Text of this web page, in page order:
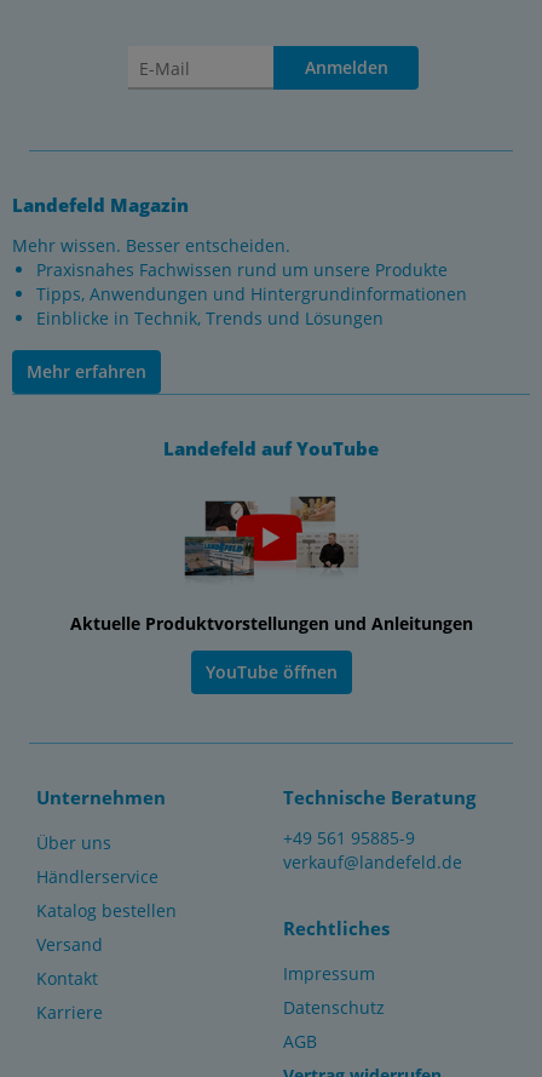
Anmelden
Landefeld Magazin
Mehr wissen. Besser entscheiden.
Praxisnahes Fachwissen rund um unsere Produkte
Tipps, Anwendungen und Hintergrundinformationen
Einblicke in Technik, Trends und Lösungen
Mehr erfahren
Landefeld auf YouTube
Aktuelle Produktvorstellungen und Anleitungen
YouTube öffnen
Unternehmen
Über uns
Händlerservice
Katalog bestellen
Versand
Kontakt
Karriere
Technische Beratung
+49 561 95885-9
verkauf@landefeld.de
Rechtliches
Impressum
Datenschutz
AGB